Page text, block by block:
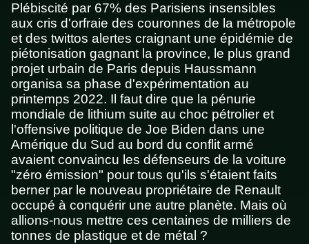
Plébiscité par 67% des Parisiens insensibles
aux cris d'orfraie des couronnes de la métropole
et des twittos alertes craignant une épidémie de
piétonisation gagnant la province, le plus grand
projet urbain de Paris depuis Haussmann
organisa sa phase d'expérimentation au
printemps 2022. Il faut dire que la pénurie
mondiale de lithium suite au choc pétrolier et
l'offensive politique de Joe Biden dans une
Amérique du Sud au bord du conflit armé
avaient convaincu les défenseurs de la voiture
"zéro émission" pour tous qu'ils s'étaient faits
berner par le nouveau propriétaire de Renault
occupé à conquérir une autre planète. Mais où
allions-nous mettre ces centaines de milliers de
tonnes de plastique et de métal ?